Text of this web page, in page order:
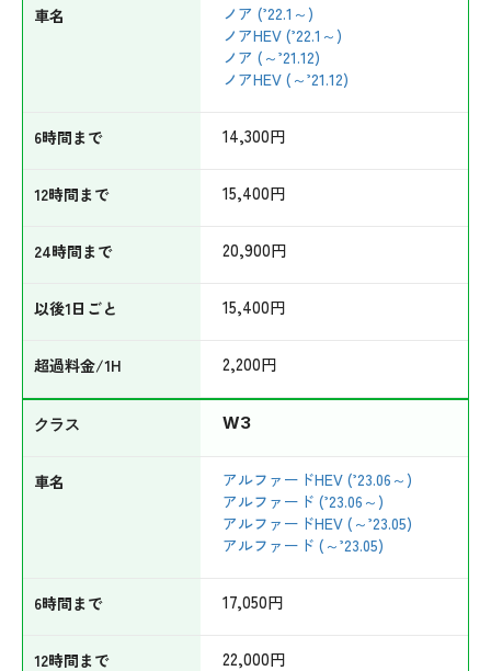
ノア (’22.1～)
ノアHEV (’22.1～)
ノア (～’21.12)
ノアHEV (～’21.12)
14,300円
15,400円
20,900円
15,400円
2,200円
W3
アルファードHEV (’23.06～)
アルファード (’23.06～)
アルファードHEV (～’23.05)
アルファード (～’23.05)
17,050円
22,000円